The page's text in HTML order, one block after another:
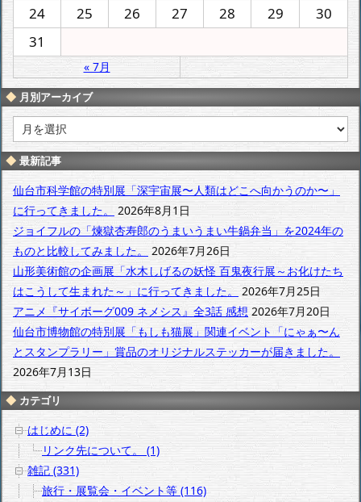
24
25 26 27 28 29
30
31
« 7月
月別アーカイブ
別
ア
ー
カ
イ
ブ
最新記事
仙台市科学館の特別展「深宇宙展〜人類はどこへ向かうのか〜」
に行ってきました。
2026年8月1日
ジョイフルの「煉獄杏寿郎のうまいうまい牛鍋弁当」を2024年の
ものと比較してみました。 2026年7月26日
山形美術館の企画展「水木しげるの妖怪 百鬼夜行展～お化けたち
はこうして生まれた～」に行ってきました。 2026年7月25日
アニメ『サイボーグ009 ネメシス』全3話 感想 2026年7月20日
仙台市博物館の特別展「もしも猫展」関連イベント「にゃぁ〜ん
とスタンプラリー」賞品のオリジナルステッカーが届きました。
2026年7月13日
カテゴリ
はじめに (2)
リンク先について。 (1)
雑記 (331)
旅行・展覧会・イベント等 (116)